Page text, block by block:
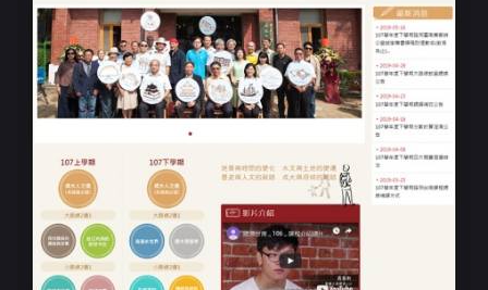
學校課程RWD網站設計